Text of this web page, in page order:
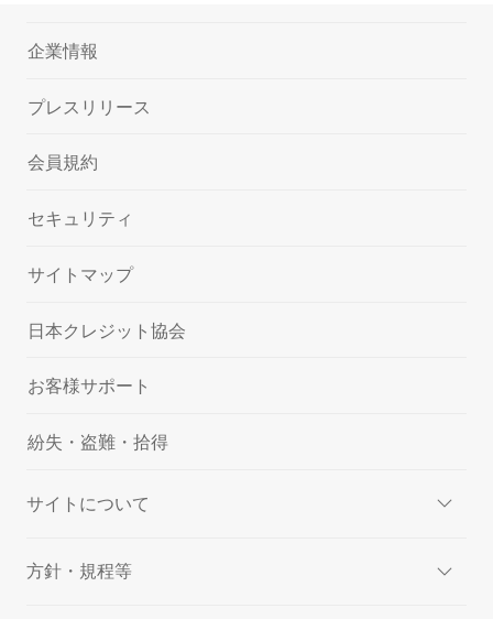
企業情報
プレスリリース
会員規約
セキュリティ
サイトマップ
日本クレジット協会
お客様サポート
紛失・盗難・拾得
サイトについて
方針・規程等